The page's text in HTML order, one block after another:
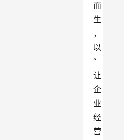
而
生
，
以
“
让
企
业
经
营